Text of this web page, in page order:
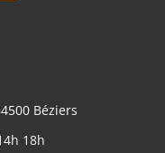
Béziers
18h